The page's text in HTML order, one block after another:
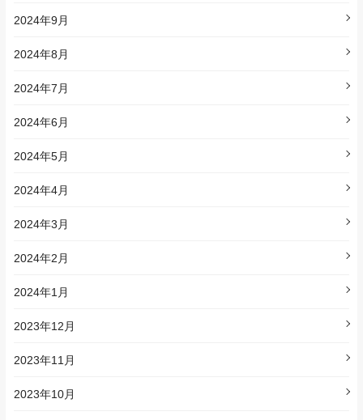
2024年9月
2024年8月
2024年7月
2024年6月
2024年5月
2024年4月
2024年3月
2024年2月
2024年1月
2023年12月
2023年11月
2023年10月